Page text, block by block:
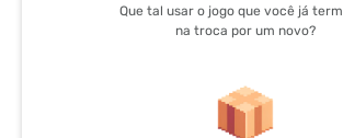
Que tal usar o jogo que você já
na troca por um novo?